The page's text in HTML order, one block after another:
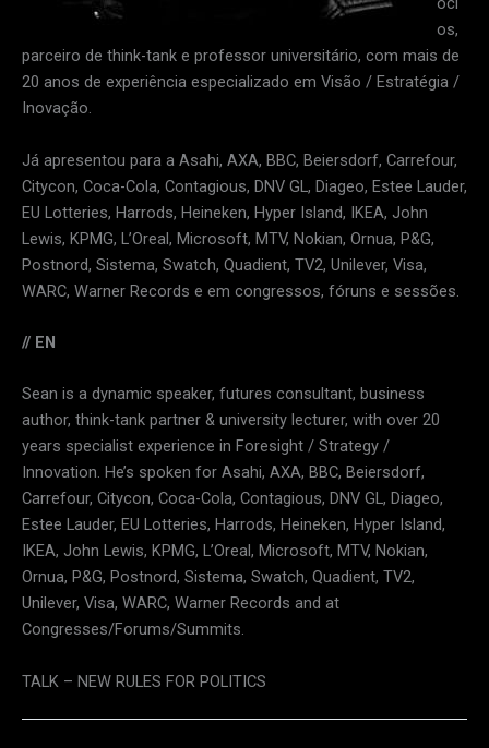
os,
parceiro de think-tank e professor universitário, com mais de
20 anos de experiência especializado em Visão / Estratégia /
Inovação.
Já apresentou para a Asahi, AXA, BBC, Beiersdorf, Carrefour,
Citycon, Coca-Cola, Contagious, DNV GL, Diageo, Estee Lauder,
EU Lotteries, Harrods, Heineken, Hyper Island, IKEA, John
Lewis, KPMG, L’Oreal, Microsoft, MTV, Nokian, Ornua, P&G,
Postnord, Sistema, Swatch, Quadient, TV2, Unilever, Visa,
WARC, Warner Records e em congressos, fóruns e sessões.
// EN
Sean is a dynamic speaker, futures consultant, business
author, think-tank partner & university lecturer, with over 20
years specialist experience in Foresight / Strategy /
Innovation. He’s spoken for Asahi, AXA, BBC, Beiersdorf,
Carrefour, Citycon, Coca-Cola, Contagious, DNV GL, Diageo,
Estee Lauder, EU Lotteries, Harrods, Heineken, Hyper Island,
IKEA, John Lewis, KPMG, L’Oreal, Microsoft, MTV, Nokian,
Ornua, P&G, Postnord, Sistema, Swatch, Quadient, TV2,
Unilever, Visa, WARC, Warner Records and at
Congresses/Forums/Summits.
TALK – NEW RULES FOR POLITICS